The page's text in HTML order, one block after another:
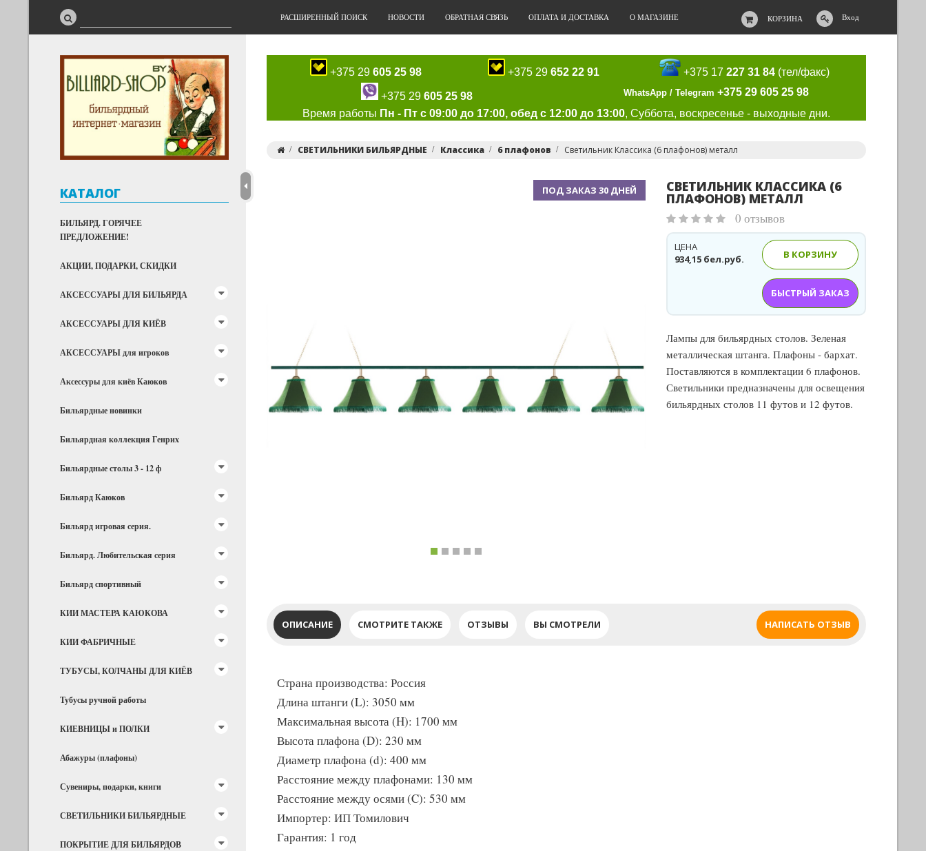
КОРЗИНА Вход
РАСШИРЕННЫЙ ПОИСК НОВОСТИ ОБРАТНАЯ СВЯЗЬ ОПЛАТА И ДОСТАВКА О МАГАЗИНЕ
КАТАЛОГ
БИЛЬЯРД. ГОРЯЧЕЕ
ПРЕДЛОЖЕНИЕ!
АКЦИИ, ПОДАРКИ, СКИДКИ
АКСЕССУАРЫ ДЛЯ БИЛЬЯРДА
АКСЕССУАРЫ ДЛЯ КИЁВ
АКСЕССУАРЫ для игроков
Аксессуры для киёв Каюков
Бильярдные новинки
Бильярдная коллекция Генрих
Бильярдные столы 3 - 12 ф
Бильярд Каюков
Бильярд игровая серия.
Бильярд. Любительская серия
Бильярд спортивный
КИИ МАСТЕРА КАЮКОВА
КИИ ФАБРИЧНЫЕ
ТУБУСЫ, КОЛЧАНЫ ДЛЯ КИЁВ
Тубусы ручной работы
КИЕВНИЦЫ и ПОЛКИ
Абажуры (плафоны)
Сувениры, подарки, книги
СВЕТИЛЬНИКИ БИЛЬЯРДНЫЕ
ПОКРЫТИЕ ДЛЯ БИЛЬЯРДОВ
+375 29 605 25 98 +375 29 652 22 91 +375 17227 31 84 (тел/факс)
+375 29 605 25 98 WhatsApp / Telegram +375 29 605 25 98
Время работы Пн - Пт с 09:00 до 17:00, обед с 12:00 до 13:00, Суббота, воскресенье - выходные дни.
СВЕТИЛЬНИКИ БИЛЬЯРДНЫЕ Классика 6 плафонов Светильник Классика (6 плафонов) металл
ПОД ЗАКАЗ 30 ДНЕЙ СВЕТИЛЬНИК КЛАССИКА (6
ПЛАФОНОВ) МЕТАЛЛ
0 отзывов
934,15 бел.руб.
ЦЕНА
В КОРЗИНУ
БЫСТРЫЙ ЗАКАЗ
Лампы для бильярдных столов. Зеленая
металлическая штанга. Плафоны - бархат.
Поставляются в комплектации 6 плафонов.
Светильники предназначены для освещения
бильярдных столов 11 футов и 12 футов.
ОПИСАНИЕ СМОТРИТЕ ТАКЖЕ ОТЗЫВЫ НАПИСАТЬ ОТЗЫВ
ВЫ СМОТРЕЛИ
Страна производства: Россия
Длина штанги (L): 3050 мм
Максимальная высота (H): 1700 мм
Высота плафона (D): 230 мм
Диаметр плафона (d): 400 мм
Расстояние между плафонами: 130 мм
Расстояние между осями (C): 530 мм
Импортер: ИП Томилович
Гарантия: 1 год